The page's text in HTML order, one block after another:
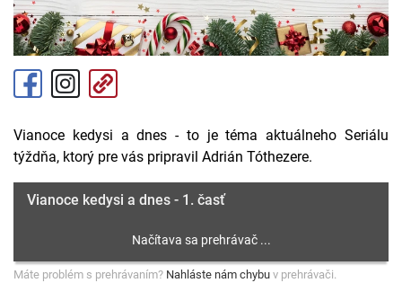
Vianoce kedysi a dnes - to je téma aktuálneho Seriálu
týždňa, ktorý pre vás pripravil Adrián Tóthezere.
Vianoce kedysi a dnes - 1. časť
Máte problém s prehrávaním? Nahláste nám chybu v prehrávači.